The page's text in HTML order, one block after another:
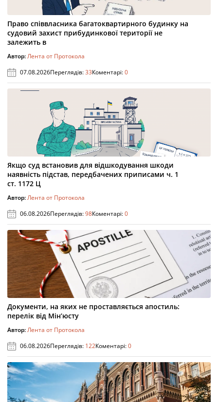
Право співвласника багатоквартирного будинку на
судовий захист прибудинкової території не
залежить в
Автор:Лента от Протокола
07.08.2026Переглядів:33Коментарі:0
Якщо суд встановив для відшкодування шкоди
наявність підстав, передбачених приписами ч. 1
ст. 1172 Ц
Автор:Лента от Протокола
06.08.2026Переглядів:98Коментарі:0
Документи, на яких не проставляється апостиль:
перелік від Мін’юсту
Автор:Лента от Протокола
06.08.2026Переглядів: 122Коментарі:0